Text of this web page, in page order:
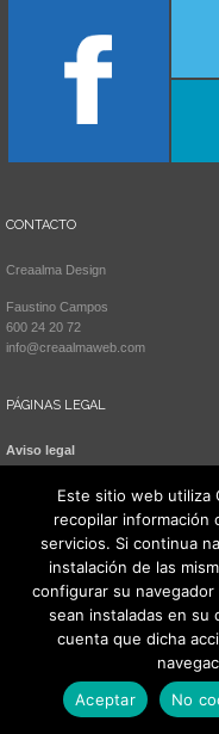
CONTACTO
Creaalma Design
Faustino Campos
600 24 20 72
info@creaalmaweb.com
PÁGINAS LEGAL
Aviso legal
Política de cookies
Todos los derechos reservados
Este sitio web utiliza
recopilar información
servicios. Si continua
instalación de las
configurar su
sean instaladas en su
cuenta que dicha
Aceptar
No